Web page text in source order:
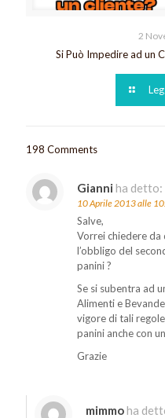
2
Si Può Impedire ad un
198 Comments
Gianni ha detto:
10 Aprile 2013 alle
Salve,
Vorrei chiedere da
l’obbligo del
panini ?
Se si subentra ad
Alimenti e
vigore di tali
panini anche con
Grazie
mimmoha